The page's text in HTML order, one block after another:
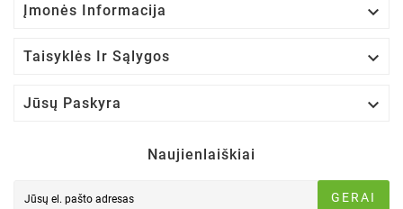
Įmonės Informacija 
Taisyklės Ir Sąlygos 
Jūsų Paskyra 
Naujienlaiškiai
GERAI